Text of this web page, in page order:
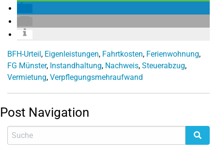
BFH-Urteil, Eigenleistungen, Fahrtkosten, Ferienwohnung,
FG Münster, Instandhaltung, Nachweis, Steuerabzug,
Vermietung, Verpflegungsmehraufwand
Post Navigation